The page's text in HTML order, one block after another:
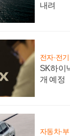
내려
전자·전
SK하이
개 예정
자동차·